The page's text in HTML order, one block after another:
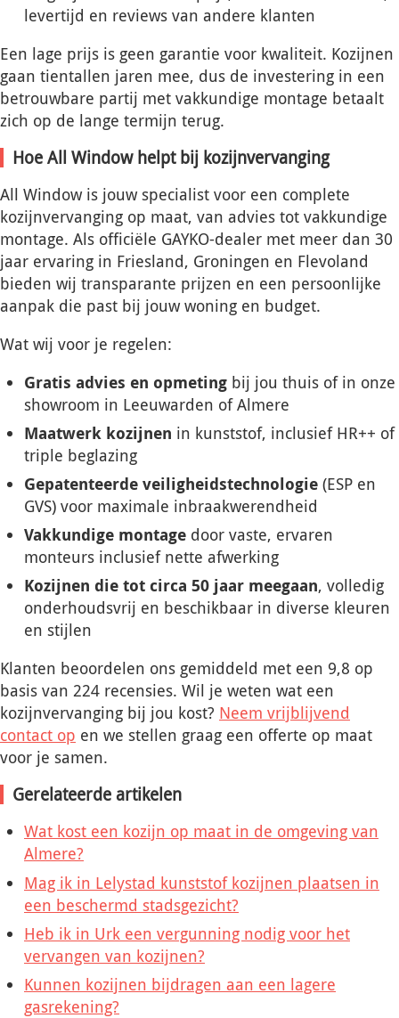
levertijd en reviews van andere klanten
Een lage prijs is geen garantie voor kwaliteit. Kozijnen
gaan tientallen jaren mee, dus de investering in een
betrouwbare partij met vakkundige montage betaalt
zich op de lange termijn terug.
Hoe All Window helpt bij kozijnvervanging
All Window is jouw specialist voor een complete
kozijnvervanging op maat, van advies tot vakkundige
montage. Als officiële GAYKO-dealer met meer dan 30
jaar ervaring in Friesland, Groningen en Flevoland
bieden wij transparante prijzen en een persoonlijke
aanpak die past bij jouw woning en budget.
Wat wij voor je regelen:
Gratis advies en opmeting bij jou thuis of in onze
showroom in Leeuwarden of Almere
Maatwerk kozijnen in kunststof, inclusief HR++ of
triple beglazing
Gepatenteerde veiligheidstechnologie (ESP en
GVS) voor maximale inbraakwerendheid
Vakkundige montage door vaste, ervaren
monteurs inclusief nette afwerking
Kozijnen die tot circa 50 jaar meegaan, volledig
onderhoudsvrij en beschikbaar in diverse kleuren
en stijlen
Klanten beoordelen ons gemiddeld met een 9,8 op
basis van 224 recensies. Wil je weten wat een
kozijnvervanging bij jou kost? Neem vrijblijvend
contact op en we stellen graag een offerte op maat
voor je samen.
Gerelateerde artikelen
Wat kost een kozijn op maat in de omgeving van
Almere?
Mag ik in Lelystad kunststof kozijnen plaatsen in
een beschermd stadsgezicht?
Heb ik in Urk een vergunning nodig voor het
vervangen van kozijnen?
Kunnen kozijnen bijdragen aan een lagere
gasrekening?